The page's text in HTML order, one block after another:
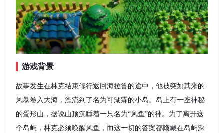
游戏背景
故事发生在林克结束修行返回海拉鲁的途中，他被突如其来的
风暴卷入大海，漂流到了名为可湖霖的小岛。岛上有一座神秘
的蛋形山，据说山顶沉睡着一只名为“风鱼”的神。为了离开这
个岛屿，林克必须唤醒风鱼，而这一切的答案都隐藏在岛屿深